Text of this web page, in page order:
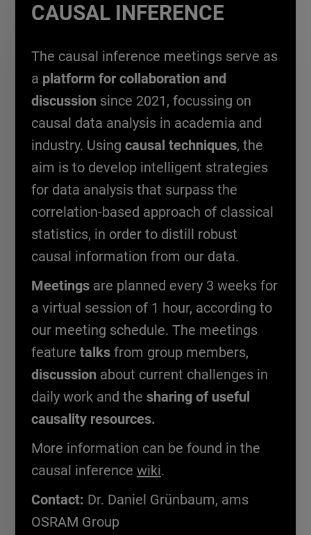
CAUSAL INFERENCE
The causal inference meetings serve as
a platform for collaboration and
discussion since 2021, focussing on
causal data analysis in academia and
industry. Using causal techniques, the
aim is to develop intelligent strategies
for data analysis that surpass the
correlation-based approach of classical
statistics, in order to distill robust
causal information from our data.
Meetingsare planned every 3 weeks for
a virtual session of 1 hour, according to
our meeting schedule. The meetings
feature talksfrom group members,
discussion about current challenges in
daily work and the sharing of useful
causality resources.
More information can be found in the
causal inference wiki.
Contact: Dr. Daniel Grünbaum, ams
OSRAM Group